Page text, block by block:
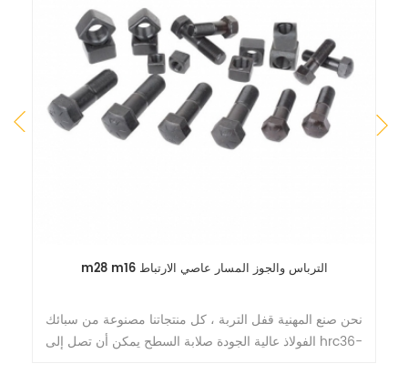
m28 m16 الترباس والجوز المسار عاصي الارتباط
نحن صنع المهنية قفل التربة ، كل منتجاتنا مصنوعة من سبائك
الفولاذ عالية الجودة صلابة السطح يمكن أن تصل إلى hrc36-